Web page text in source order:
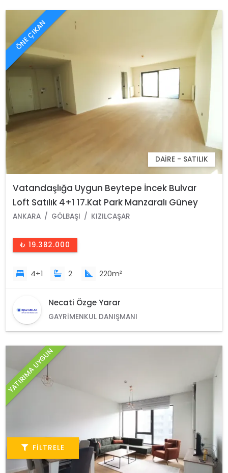
FILTRELE
ÖNE ÇIKAN
DAIRE - SATILIK
Vatandaşlığa Uygun Beytepe İncek Bulvar
Loft Satılık 4+1 17.Kat Park Manzaralı Güney
Cephe Daire
ANKARA GÖLBAŞI KIZILCAŞAR
₺ 19.382.000
4+1 2 220m²
Necati Özge Yarar
GAYRIMENKUL DANIŞMANI
YATIRIMA UYGUN